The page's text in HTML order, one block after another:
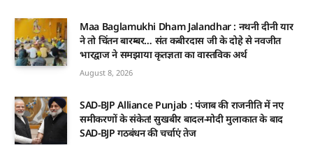
Maa Baglamukhi Dham Jalandhar : नथनी दीनी यार
ने तो चिंतन बारम्बर… संत कबीरदास जी के दोहे से नवजीत
भारद्वाज ने समझाया कृतज्ञता का वास्तविक अर्थ
August 8, 2026
SAD-BJP Alliance Punjab : पंजाब की राजनीति में नए
समीकरणों के संकेत! सुखबीर बादल-मोदी मुलाकात के बाद
SAD-BJP गठबंधन की चर्चाएं तेज